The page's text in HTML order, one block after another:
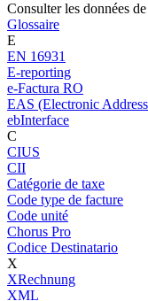
Consulter les données
Glossaire
E
EN 16931
E-reporting
e-Factura RO
EAS (Electronic
ebInterface
C
CIUS
CII
Catégorie de taxe
Code type de facture
Code unité
Chorus Pro
Codice Destinatario
X
XRechnung
XML